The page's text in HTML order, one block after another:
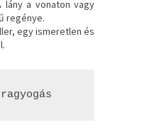
a vonaton vagy
regénye.
egy ismeretlen és